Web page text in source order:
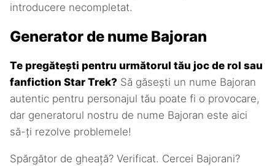
introducere necompletat.
Generator de nume Bajoran
Te pregătești pentru următorul tău joc de rol sau
fanfiction Star Trek? Să găsești un nume Bajoran
autentic pentru personajul tău poate fi o provocare,
dar generatorul nostru de nume Bajoran este aici
să-ți rezolve problemele!
Spărgător de gheață? Verificat. Cercei Bajorani?